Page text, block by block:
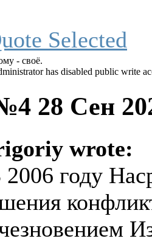
- своё.
has disabled public write
28 Сен
wrote:
году